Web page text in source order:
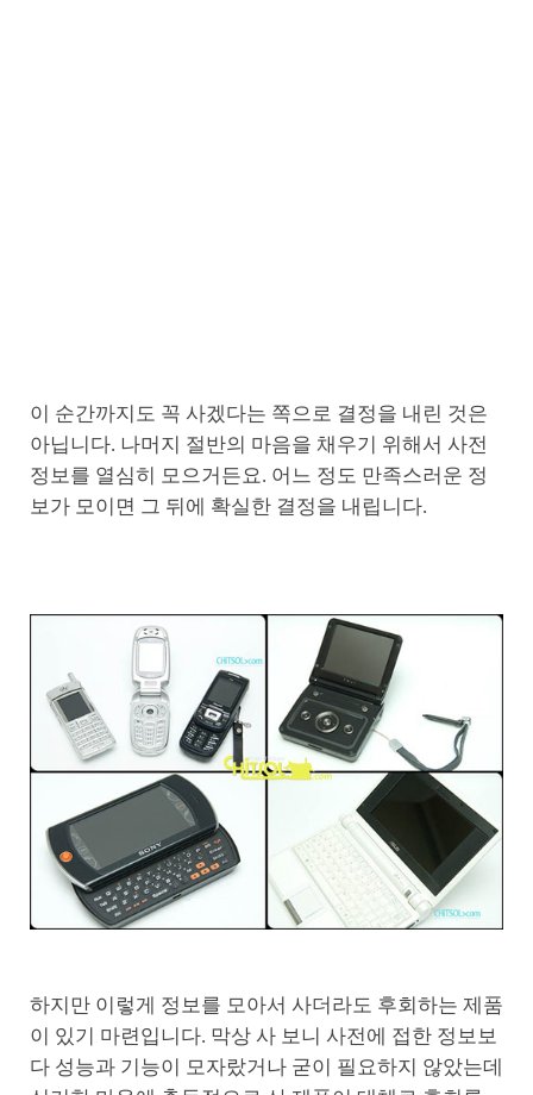
이 순간까지도 꼭 사겠다는 쪽으로 결정을 내린 것은
아닙니다. 나머지 절반의 마음을 채우기 위해서 사전
정보를 열심히 모으거든요. 어느 정도 만족스러운 정
보가 모이면 그 뒤에 확실한 결정을 내립니다.
하지만 이렇게 정보를 모아서 사더라도 후회하는 제품
이 있기 마련입니다. 막상 사 보니 사전에 접한 정보보
다 성능과 기능이 모자랐거나 굳이 필요하지 않았는데